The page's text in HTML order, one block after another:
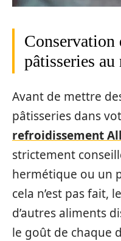
Conservation
pâtisseries
Avant de mettre
pâtisseries dans
refroidissement
strictement
hermétique ou un
cela n’est pas fait,
d’autres aliments
le goût de chaque